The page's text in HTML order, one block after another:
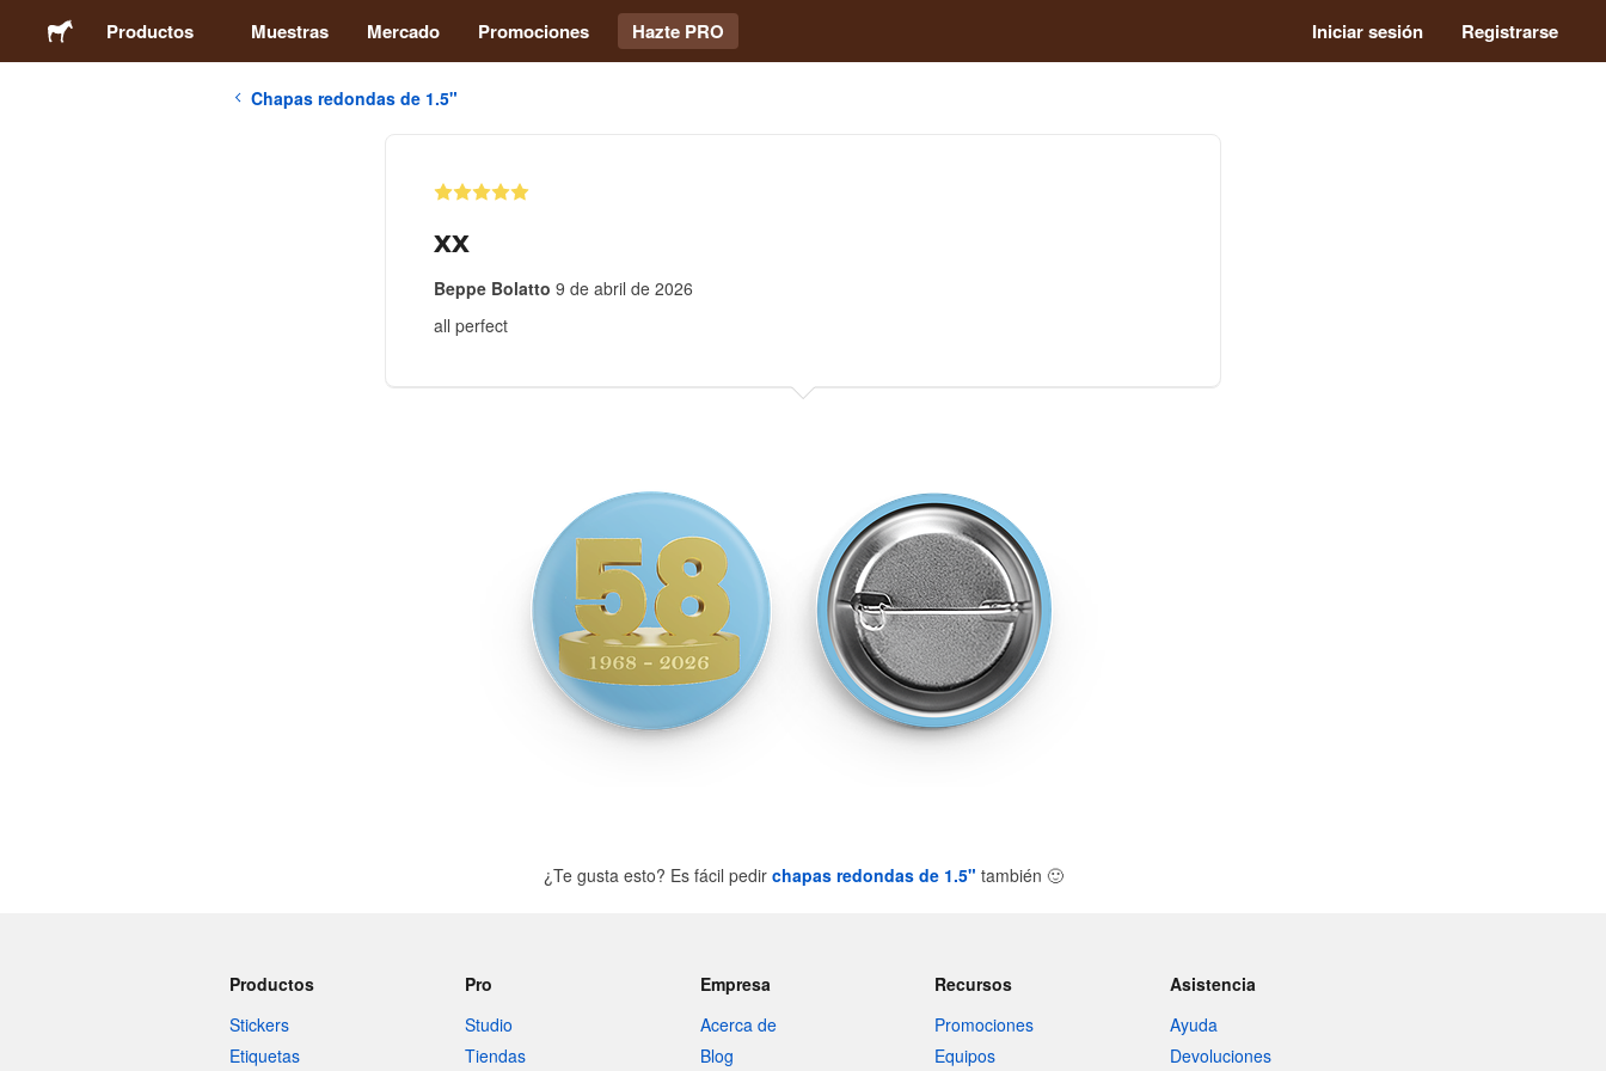
Productos Muestras Mercado Promociones Hazte PRO Iniciar sesión Registrarse
Chapas redondas de 1.5"
xx
Beppe Bolatto 9 de abril de 2026
all perfect
¿Te gusta esto? Es fácil pedir chapas redondas de 1.5" también 🙂
Productos
Stickers
Etiquetas
Pro
Studio
Tiendas
Empresa
Acerca de
Blog
Recursos
Promociones
Equipos
Asistencia
Ayuda
Devoluciones